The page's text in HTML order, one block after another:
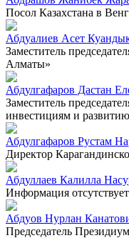
Посол Казахстана в
Абдуалиев Асет
Заместитель
Алматы»
Абдулгафаров Дастан
Заместитель
инвестициям и
Абдулгафаров Рустам
Директор
Абдуллаев Калилла
Информация отсутствует
Абдуов Нурлан
Председатель